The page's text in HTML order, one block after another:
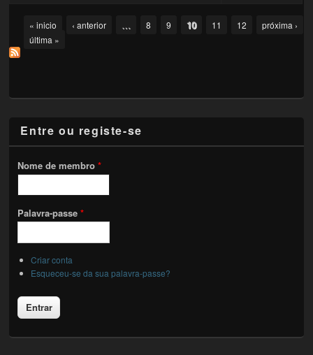
Pages« inicio ‹ anterior … 8 9 10 11 12
próxima ›
última »
Entre ou registe-se
Nome de membro*
Palavra-passe*
Criar conta
Esqueceu-se da sua palavra-passe?